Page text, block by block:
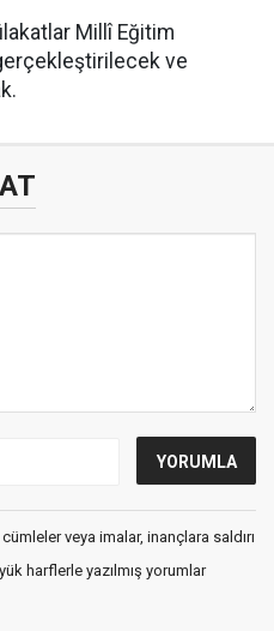
Millî Eğitim
ve
veya imalar, inançlara saldırı
harflerle yazılmış yorumlar